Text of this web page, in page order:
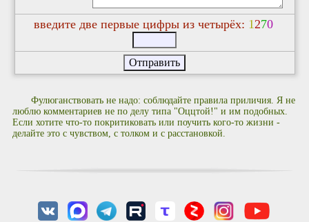
введите две первые цифры из четырёх: 1 270
Фулюганствовать не надо: соблюдайте правила приличия. Я не
люблю комментариев не по делу типа "Оццтой!" и им подобных.
Если хотите что-то покритиковать или поучить кого-то жизни -
делайте это с чувством, с толком и с расстановкой.